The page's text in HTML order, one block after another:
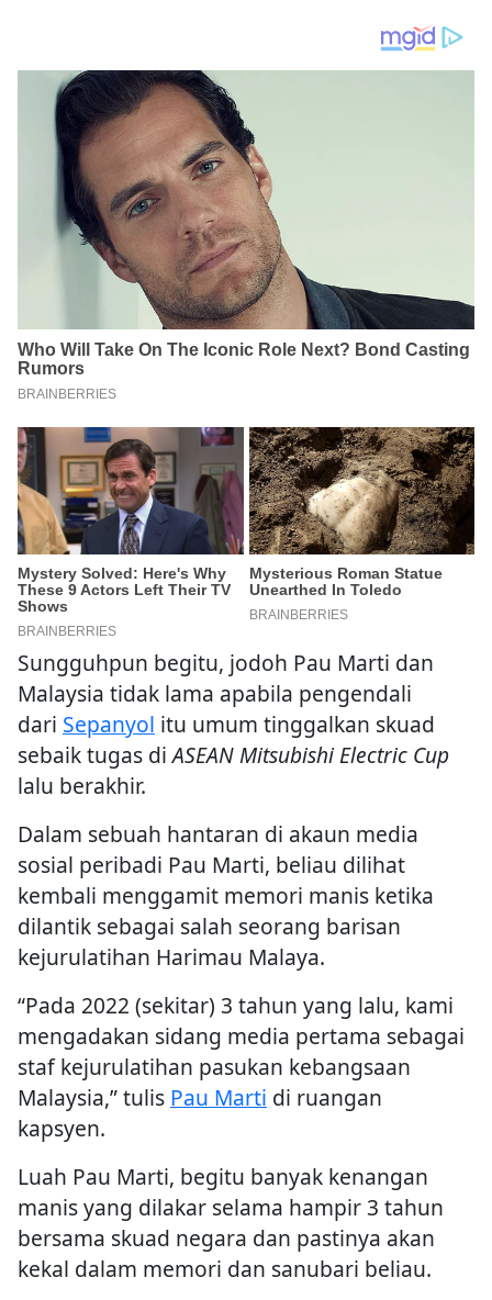
Sungguhpun begitu, jodoh Pau Marti dan
Malaysia tidak lama apabila pengendali
dari Sepanyol itu umum tinggalkan skuad
sebaik tugas diASEAN Mitsubishi Electric Cup
lalu berakhir.
Dalam sebuah hantaran di akaun media
sosial peribadi Pau Marti, beliau dilihat
kembali menggamit memori manis ketika
dilantik sebagai salah seorang barisan
kejurulatihan Harimau Malaya.
“Pada 2022 (sekitar) 3 tahun yang lalu, kami
mengadakan sidang media pertama sebagai
staf kejurulatihan pasukan kebangsaan
Malaysia,” tulis Pau Marti di ruangan
kapsyen.
Luah Pau Marti, begitu banyak kenangan
manis yang dilakar selama hampir 3 tahun
bersama skuad negara dan pastinya akan
kekal dalam memori dan sanubari beliau.